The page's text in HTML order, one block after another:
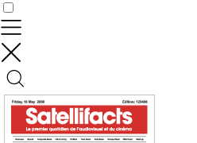
Contrôler vos données